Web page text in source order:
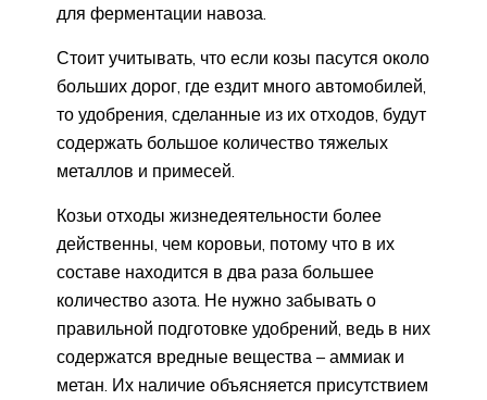
для ферментации навоза.
Стоит учитывать, что если козы пасутся около
больших дорог, где ездит много автомобилей,
то удобрения, сделанные из их отходов, будут
содержать большое количество тяжелых
металлов и примесей.
Козьи отходы жизнедеятельности более
действенны, чем коровьи, потому что в их
составе находится в два раза большее
количество азота. Не нужно забывать о
правильной подготовке удобрений, ведь в них
содержатся вредные вещества – аммиак и
метан. Их наличие объясняется присутствием